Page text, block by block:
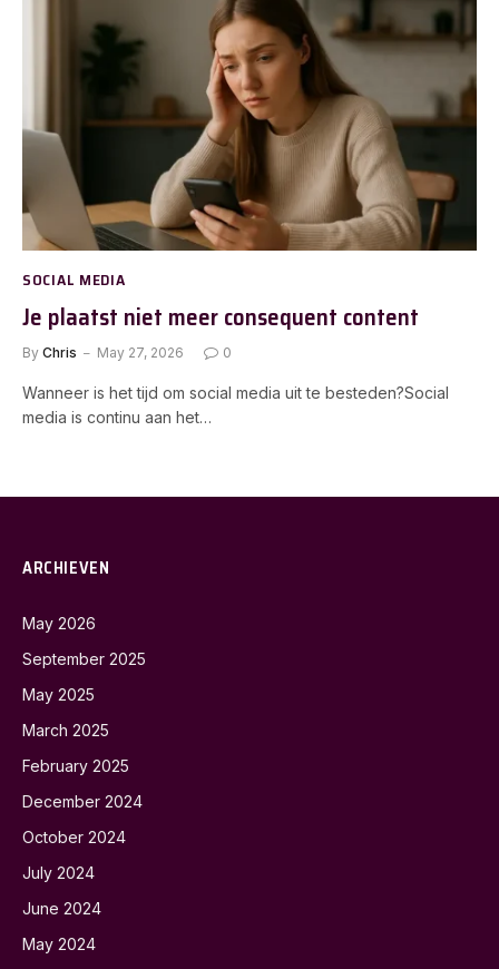
SOCIAL MEDIA
Je plaatst niet meer consequent content
By Chris May 27, 2026 0
Wanneer is het tijd om social media uit te besteden?Social
media is continu aan het…
ARCHIEVEN
May 2026
September 2025
May 2025
March 2025
February 2025
December 2024
October 2024
July 2024
June 2024
May 2024